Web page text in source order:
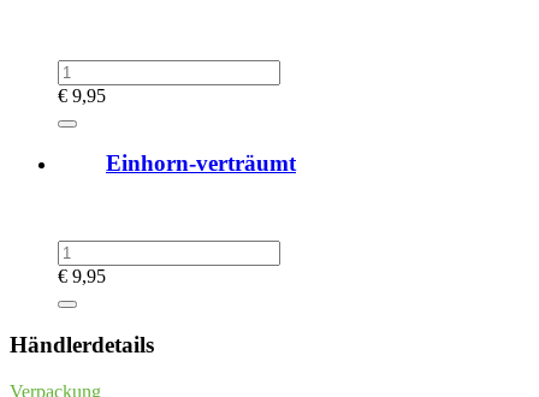
€ 9,95
Einhorn-verträumt
€ 9,95
Händlerdetails
Verpackung